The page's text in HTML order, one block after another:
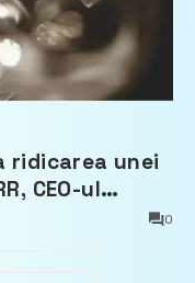
ridicarea unei
CEO-ul
0